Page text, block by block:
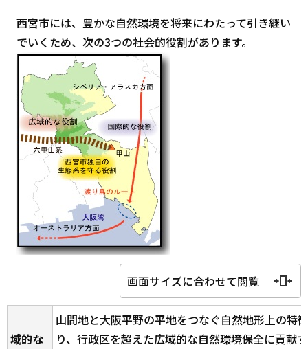
西宮市には、豊かな自然環境を将来にわたって引き継い
でいくため、次の3つの社会的役割があります。
画面サイズに合わせて閲覧
域的な
山間地と大阪平野の平地をつなぐ自然地形上の特
り、行政区を超えた広域的な自然環境保全に貢献